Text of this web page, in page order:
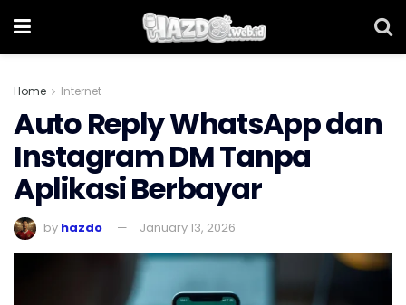
Home Internet
Auto Reply WhatsApp dan
Instagram DM Tanpa
Aplikasi Berbayar
by hazdo January 13, 2026